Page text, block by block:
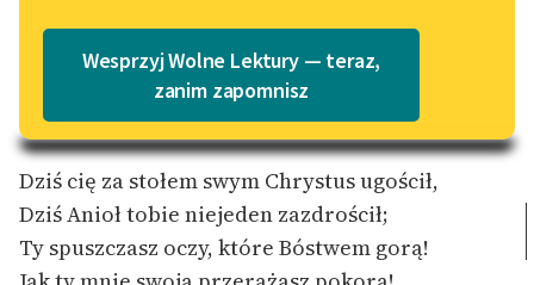
Lektury szkolne i klasyka
literatury do słuchania dla
uczennic i uczniów z
niepełnosprawnościami
E-kolekcja lektur
szkolnych i literatury do
słuchania dla uczennic i
Katalog w formacie PDF
Wesprzyj Wolne Lektury — teraz,
zanim zapomnisz
W dzień przyjęcia komunii świętej
Dziś cię za stołem swym Chrystus ugościł,
Dziś Anioł tobie niejeden zazdrościł;
Ty spuszczasz oczy, które Bóstwem gorą!